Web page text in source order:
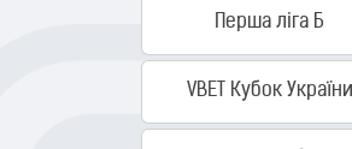
Перша ліга Б
VBET Кубок України